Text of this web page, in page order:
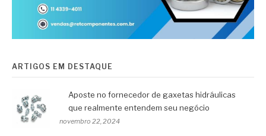
ARTIGOS EM DESTAQUE
Aposte no fornecedor de gaxetas hidráulicas
que realmente entendem seu negócio
novembro 22, 2024